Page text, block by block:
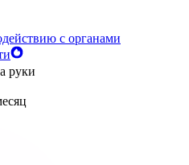
с органами
руки